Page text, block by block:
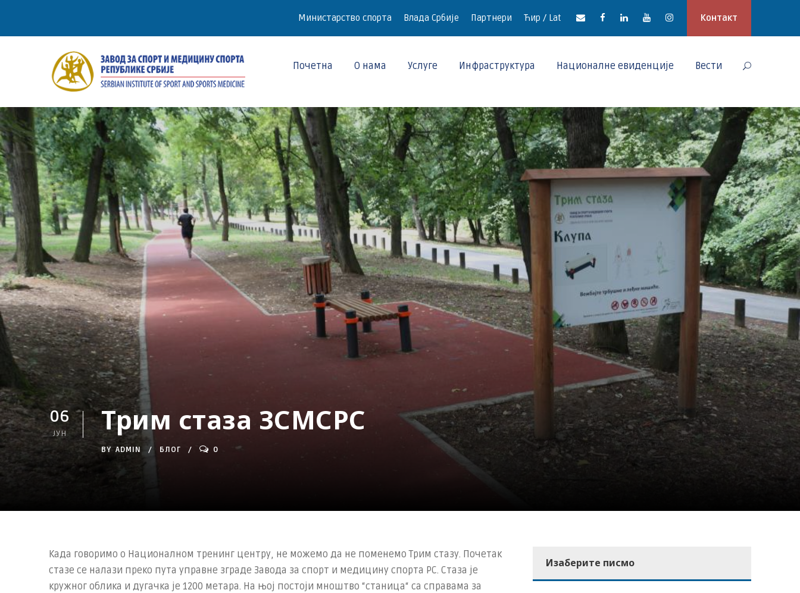
Министарство спорта Влада Србије Партнери Ћир / Lat Контакт
Почетна О нама Услуге Инфраструктура Националне евиденције Вести
06
ЈУН Трим стаза ЗСМСРС
BY ADMIN БЛОГ 0
Када говоримо о Националном тренинг центру, не можемо да не поменемо Трим стазу. Почетак
стазе се налази преко пута управне зграде Завода за спорт и медицину спорта РС. Стаза је
кружног облика и дугачка је 1200 метара. На њој постоји мноштво “станица“ са справама за
Изаберите писмо